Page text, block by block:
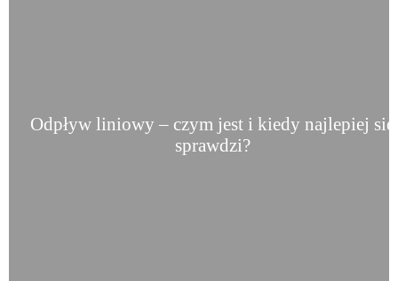
Odpływ liniowy – czym jest i kiedy najlepiej się
sprawdzi?